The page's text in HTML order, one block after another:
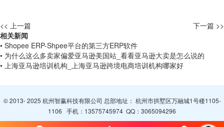
<< 上一篇
下一篇 >>
相关新闻
• Shopee ERP-Shpee平台的第三方ERP软件
• 为什么这么多卖家偏爱亚马逊美国站_看看亚马逊大卖是怎么说的
• 上海亚马逊培训机构_上海亚马逊跨境电商培训机构哪家好
© 2013- 2025 杭州智赢科技有限公司 总部地址： 杭州市拱墅区万融城1号楼1105-
1106 手机： 13575745974 QQ： 3065094296